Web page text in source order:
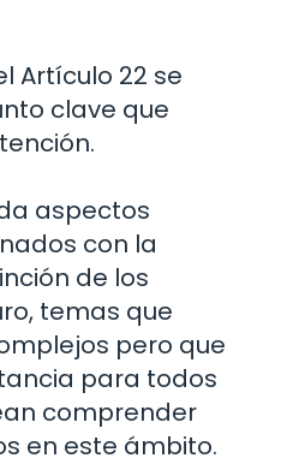
Artículo 22 se
clave que
aspectos
con la
de los
temas que
pero que
para todos
comprender
en este ámbito.